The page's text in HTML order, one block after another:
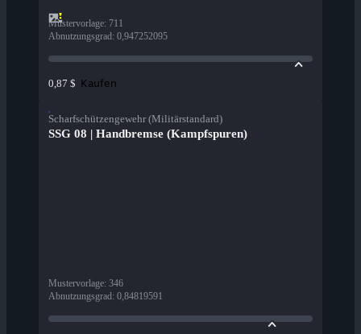
Mustervorlage: 711
Abnutzungsgrad: 0,947252095
0,87 $ Kaufen
Scharfschützengewehr (Militärstandard)
SSG 08 | Handbremse (Kampfspuren)
Mustervorlage: 346
Abnutzungsgrad: 0,84819591